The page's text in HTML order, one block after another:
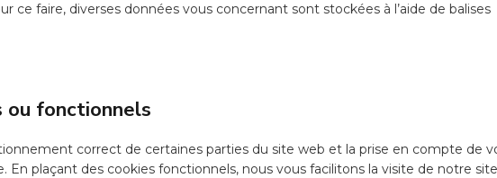
ce faire, diverses données vous concernant sont stockées à l’aide de balises
ou fonctionnels
correct de certaines parties du site web et la prise en compte de
En plaçant des cookies fonctionnels, nous vous facilitons la visite de notre site